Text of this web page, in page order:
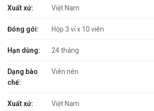
Xuất xứ: Việt Nam
Đóng gói: Hộp 3 vỉ x 10 viên
Hạn dùng: 24 tháng
Dạng bào
chế:
Viên nén
Xuất xứ: Việt Nam